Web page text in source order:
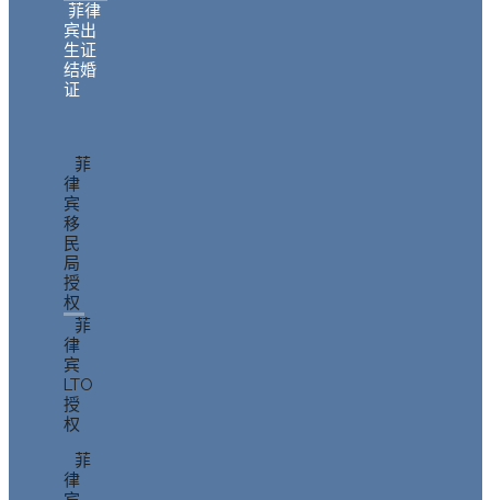
菲律
宾出
生证
结婚
证
菲
律
宾
移
民
局
授
权
菲
律
宾
LTO
授
权
菲
律